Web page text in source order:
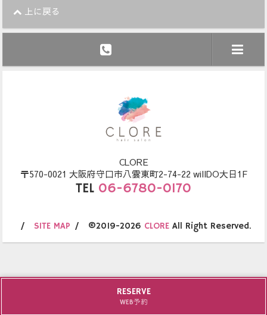
上に戻る
CLORE
〒570-0021 大阪府守口市八雲東町2-74-22 willDO大日1F
TEL 06-6780-0170
SITE MAP ©2019-2026 CLOREAll Right Reserved.
RESERVE
WEB予約